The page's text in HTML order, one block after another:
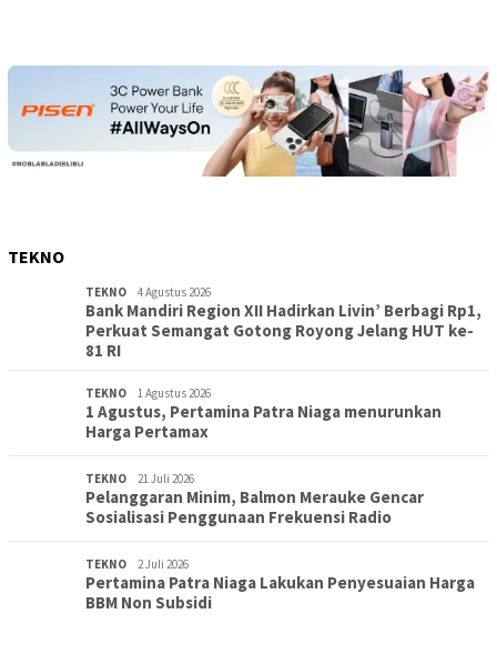
TEKNO
TEKNO 4 Agustus 2026
Bank Mandiri Region XII Hadirkan Livin’ Berbagi Rp1,
Perkuat Semangat Gotong Royong Jelang HUT ke-
81 RI
TEKNO 1 Agustus 2026
1 Agustus, Pertamina Patra Niaga menurunkan
Harga Pertamax
TEKNO 21 Juli 2026
Pelanggaran Minim, Balmon Merauke Gencar
Sosialisasi Penggunaan Frekuensi Radio
TEKNO 2 Juli 2026
Pertamina Patra Niaga Lakukan Penyesuaian Harga
BBM Non Subsidi